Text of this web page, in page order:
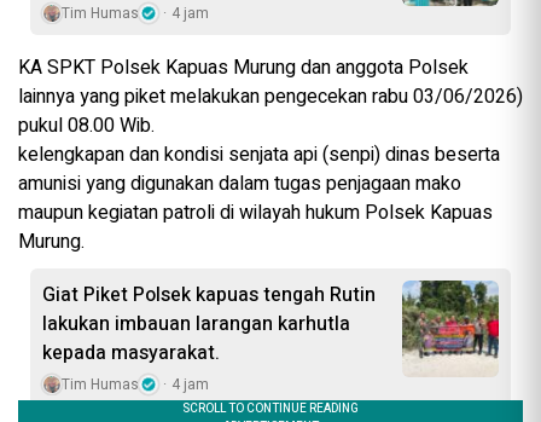
Tim Humas 4 jam
KA SPKT Polsek Kapuas Murung dan anggota Polsek
lainnya yang piket melakukan pengecekan rabu 03/06/2026)
pukul 08.00 Wib.
kelengkapan dan kondisi senjata api (senpi) dinas beserta
amunisi yang digunakan dalam tugas penjagaan mako
maupun kegiatan patroli di wilayah hukum Polsek Kapuas
Murung.
Giat Piket Polsek kapuas tengah Rutin
lakukan imbauan larangan karhutla
kepada masyarakat.
Tim Humas 4 jam